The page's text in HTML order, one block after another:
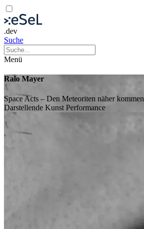
.dev
Suche
Menü
Ralo Mayer
Space Acts – Den Meteoriten näher kommen
Darstellende Kunst Performance